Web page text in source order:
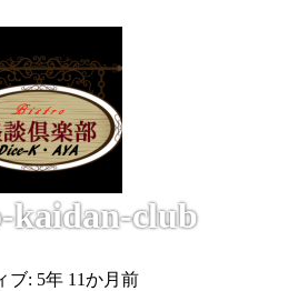
kaidan-club
ブ: 5年 11か月前